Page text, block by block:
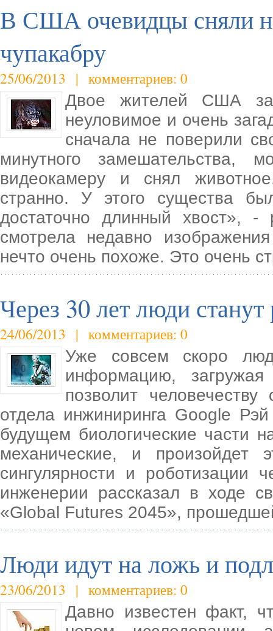
В США очевидцы сняли
чупакабру
25/06/2013 | комментариев: 0
Двое жителей США
неуловимое и очень
сначала не поверили
минутного замешательства,
видеокамеру и снял
странно. У этого существа
достаточно длинный хвост»,
смотрела недавно
нечто очень похоже. Это очень
Через 30 лет люди
24/06/2013 | комментариев: 0
Уже совсем скоро
информацию,
позволит
отдела инжиниринга Google
будущем биологические части
механические, и
сингулярности и роботизации
инженерии рассказал в ходе
«Global Futures 2045»,
Люди идут на ложь и
23/06/2013 | комментариев: 0
Давно известен факт,